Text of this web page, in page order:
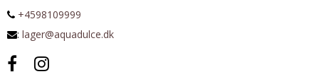
+4598109999
: lager@aquadulce.dk